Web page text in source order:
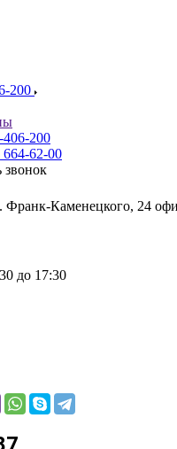
200
200
62-00
звонок
Франк-Каменецкого, 24
до 17:30